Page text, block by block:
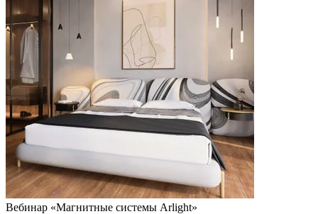
Вебинар «Магнитные системы Arlight»